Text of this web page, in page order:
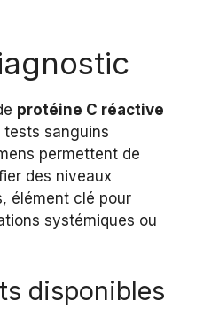
protéine C réactive
tests sanguins
permettent de
des niveaux
élément clé pour
systémiques ou
disponibles